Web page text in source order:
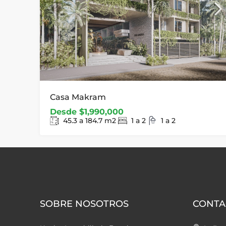
Casa Makram
Desde $1,990,000
45.3 a 184.7 m2 1 a 2 1 a 2
SOBRE NOSOTROS